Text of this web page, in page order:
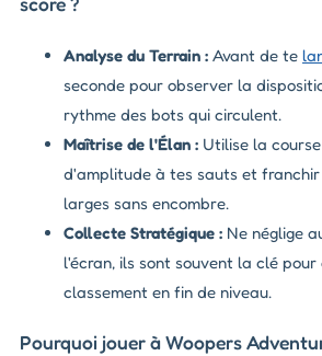
Analyse du Terrain : Avant de te
seconde pour observer la
rythme des bots qui circulent.
Maîtrise de l'Élan : Utilise la
d'amplitude à tes sauts et
larges sans encombre.
Collecte Stratégique : Ne néglige
l'écran, ils sont souvent la clé
classement en fin de niveau.
Pourquoi jouer à Woopers